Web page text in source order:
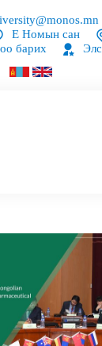
Е Номын сан
барих